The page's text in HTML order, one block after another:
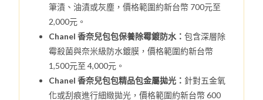
筆漬、油漬或灰塵，價格範圍約新台幣 700元至
2,000元。
Chanel 香奈兒包包保養除霉鍍防水：包含深層除
霉殺菌與奈米級防水鍍膜，價格範圍約新台幣
1,500元至 4,000元。
Chanel 香奈兒包包精品包金屬拋光： 針對五金氧
化或刮痕進行細緻拋光，價格範圍約新台幣 600